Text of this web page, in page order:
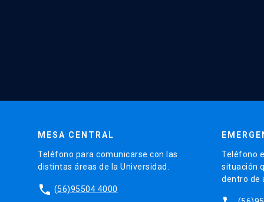
MESA CENTRAL
Teléfono para comunicarse con las
distintas áreas de la Universidad.
phone (56)95504 4000
Teléfono
situación
dentro de